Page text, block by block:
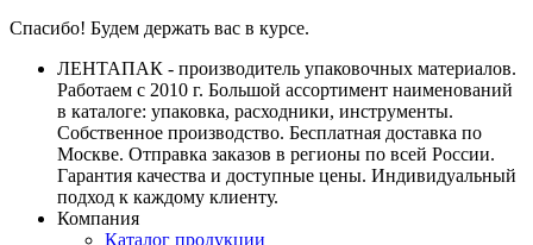
Спасибо! Будем держать вас в курсе.
ЛЕНТАПАК - производитель упаковочных материалов.
Работаем с 2010 г. Большой ассортимент наименований
в каталоге: упаковка, расходники, инструменты.
Собственное производство. Бесплатная доставка по
Москве. Отправка заказов в регионы по всей России.
Гарантия качества и доступные цены. Индивидуальный
подход к каждому клиенту.
Компания
Каталог продукции